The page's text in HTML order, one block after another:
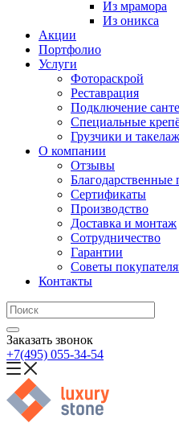
Из мрамора
Из оникса
Акции
Портфолио
Услуги
Фотораскрой
Реставрация
Подключение
Специальные
Грузчики и
О компании
Отзывы
Благодарственные
Сертификаты
Производство
Доставка и монтаж
Сотрудничество
Гарантии
Советы
Контакты
Заказать звонок
+7(495) 055-34-54